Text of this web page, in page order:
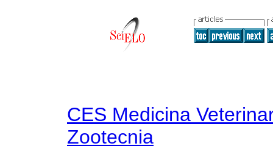
CES Medicina
Zootecnia